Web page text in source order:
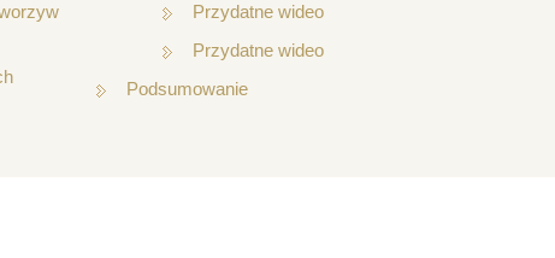
Przydatne wideo
Przydatne wideo
Podsumowanie